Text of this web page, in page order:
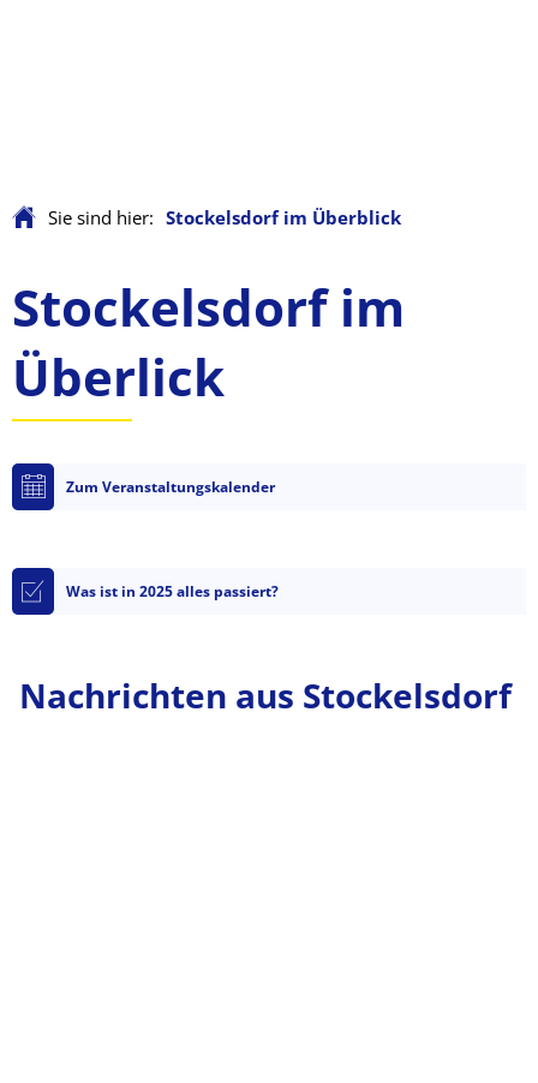
Sie sind hier: Stockelsdorf im Überblick
Stockelsdorf
im
Überblick
Stockelsdorf im
Überlick
Zum Veranstaltungskalender
Was ist in 2025 alles passiert?
Nachrichten aus Stockelsdorf